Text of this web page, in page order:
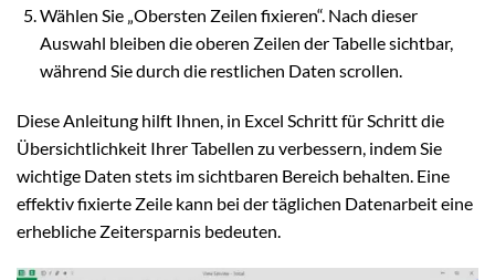
Wählen Sie „Obersten Zeilen fixieren“. Nach dieser
Auswahl bleiben die oberen Zeilen der Tabelle sichtbar,
während Sie durch die restlichen Daten scrollen.
Diese Anleitung hilft Ihnen, in Excel Schritt für Schritt die
Übersichtlichkeit Ihrer Tabellen zu verbessern, indem Sie
wichtige Daten stets im sichtbaren Bereich behalten. Eine
effektiv fixierte Zeile kann bei der täglichen Datenarbeit eine
erhebliche Zeitersparnis bedeuten.